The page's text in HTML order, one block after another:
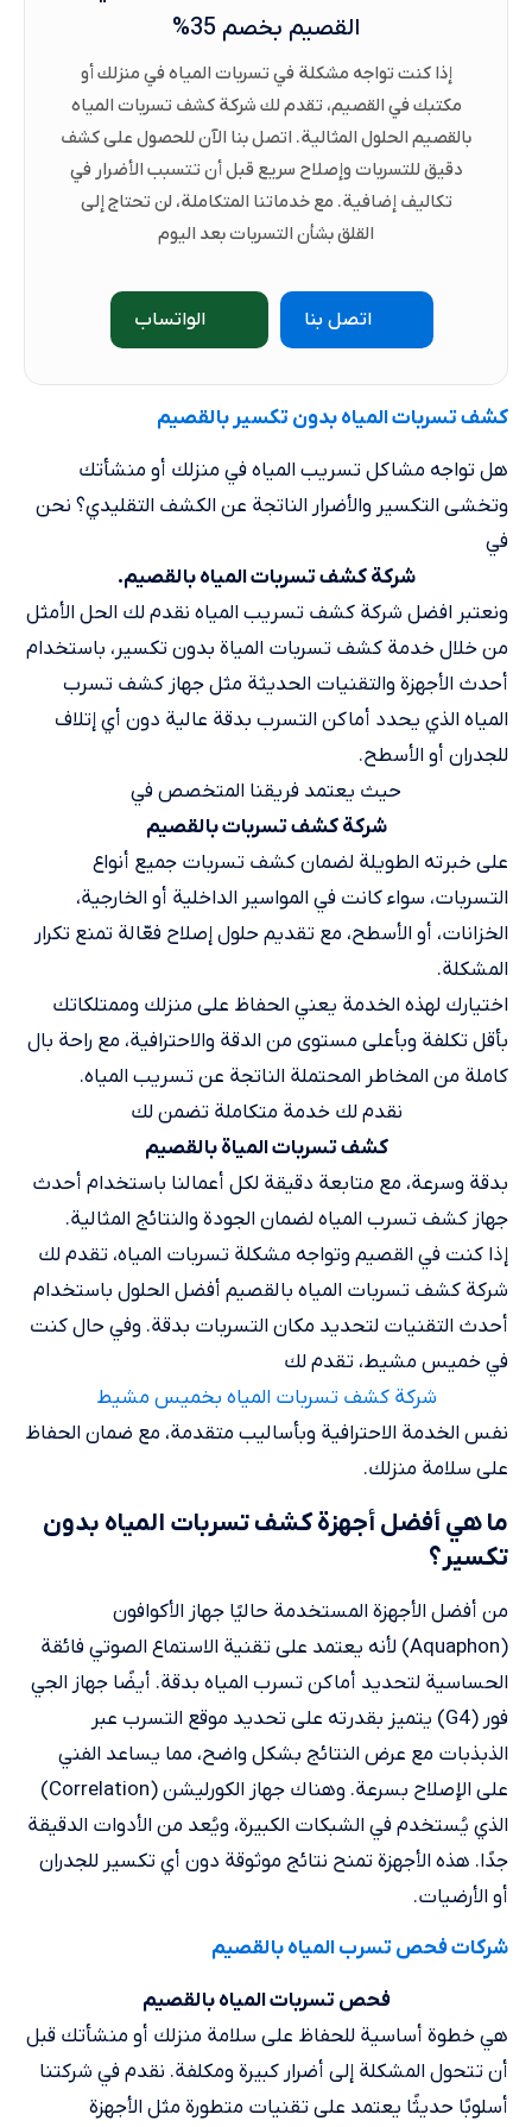
القصيم بخصم 35%
إذا كنت تواجه مشكلة في تسربات المياه في منزلك أو
مكتبك في القصيم، تقدم لك شركة كشف تسربات المياه
بالقصيم الحلول المثالية. اتصل بنا الآن للحصول على كشف
دقيق للتسربات وإصلاح سريع قبل أن تتسبب الأضرار في
تكاليف إضافية. مع خدماتنا المتكاملة، لن تحتاج إلى
القلق بشأن التسربات بعد اليوم
اتصل بنا الواتساب
كشف تسربات المياه بدون تكسير​ بالقصيم
هل تواجه مشاكل تسريب المياه في منزلك أو منشأتك
وتخشى التكسير والأضرار الناتجة عن الكشف التقليدي؟ نحن
في
شركة كشف تسربات المياه بالقصيم.
ونعتبر افضل شركة كشف تسريب المياه نقدم لك الحل الأمثل
من خلال خدمة كشف تسربات المياة بدون تكسير، باستخدام
أحدث الأجهزة والتقنيات الحديثة مثل جهاز كشف تسرب
المياه الذي يحدد أماكن التسرب بدقة عالية دون أي إتلاف
للجدران أو الأسطح.
حيث يعتمد فريقنا المتخصص في
شركة كشف تسربات بالقصيم
على خبرته الطويلة لضمان كشف تسربات جميع أنواع
التسربات، سواء كانت في المواسير الداخلية أو الخارجية،
الخزانات، أو الأسطح، مع تقديم حلول إصلاح فعّالة تمنع تكرار
المشكلة.
اختيارك لهذه الخدمة يعني الحفاظ على منزلك وممتلكاتك
بأقل تكلفة وبأعلى مستوى من الدقة والاحترافية، مع راحة بال
كاملة من المخاطر المحتملة الناتجة عن تسريب المياه.
نقدم لك خدمة متكاملة تضمن لك
كشف تسربات المياة بالقصيم
بدقة وسرعة، مع متابعة دقيقة لكل أعمالنا باستخدام أحدث
جهاز كشف تسرب المياه لضمان الجودة والنتائج المثالية.
إذا كنت في القصيم وتواجه مشكلة تسربات المياه، تقدم لك
شركة كشف تسربات المياه بالقصيم أفضل الحلول باستخدام
أحدث التقنيات لتحديد مكان التسربات بدقة. وفي حال كنت
في خميس مشيط، تقدم لك
شركة كشف تسربات المياه بخميس مشيط
نفس الخدمة الاحترافية وبأساليب متقدمة، مع ضمان الحفاظ
على سلامة منزلك.
ما هي أفضل أجهزة كشف تسربات المياه بدون
تكسير؟
من أفضل الأجهزة المستخدمة حاليًا جهاز الأكوافون
(Aquaphon) لأنه يعتمد على تقنية الاستماع الصوتي فائقة
الحساسية لتحديد أماكن تسرب المياه بدقة. أيضًا جهاز الجي
فور (G4) يتميز بقدرته على تحديد موقع التسرب عبر
الذبذبات مع عرض النتائج بشكل واضح، مما يساعد الفني
على الإصلاح بسرعة. وهناك جهاز الكورليشن (Correlation)
الذي يُستخدم في الشبكات الكبيرة، ويُعد من الأدوات الدقيقة
جدًا. هذه الأجهزة تمنح نتائج موثوقة دون أي تكسير للجدران
أو الأرضيات.
شركات فحص تسرب المياه​ بالقصيم
فحص تسربات المياه بالقصيم
هي خطوة أساسية للحفاظ على سلامة منزلك أو منشأتك قبل
أن تتحول المشكلة إلى أضرار كبيرة ومكلفة. نقدم في شركتنا
أسلوبًا حديثًا يعتمد على تقنيات متطورة مثل الأجهزة